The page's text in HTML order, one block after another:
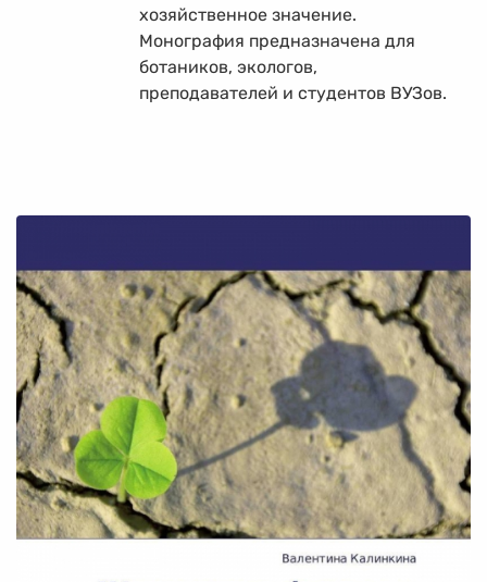
хозяйственное значение.
Монография предназначена для
ботаников, экологов,
преподавателей и студентов ВУЗов.